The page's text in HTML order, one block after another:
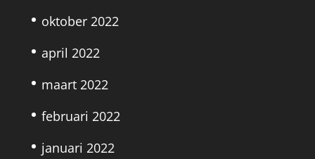
oktober 2022
april 2022
maart 2022
februari 2022
januari 2022